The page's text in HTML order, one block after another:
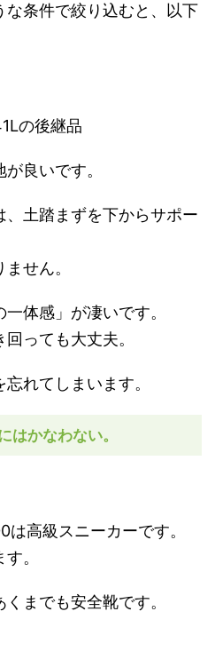
な条件で絞り込むと、以下
の後継品
良いです。
土踏まずを下からサポー
せん。
体感」が凄いです。
っても大丈夫。
れてしまいます。
かなわない。
高級スニーカーです。
。
までも安全靴です。